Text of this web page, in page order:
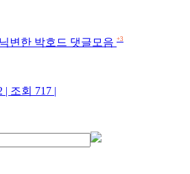
변한 박호드 댓글모음 +3
| 조회 717 |